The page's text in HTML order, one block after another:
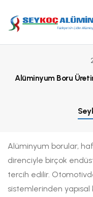
Tanker
Alüminyum Boru
Alüminyum borular,
direnciyle birçok
tercih edilir.
sistemlerinden